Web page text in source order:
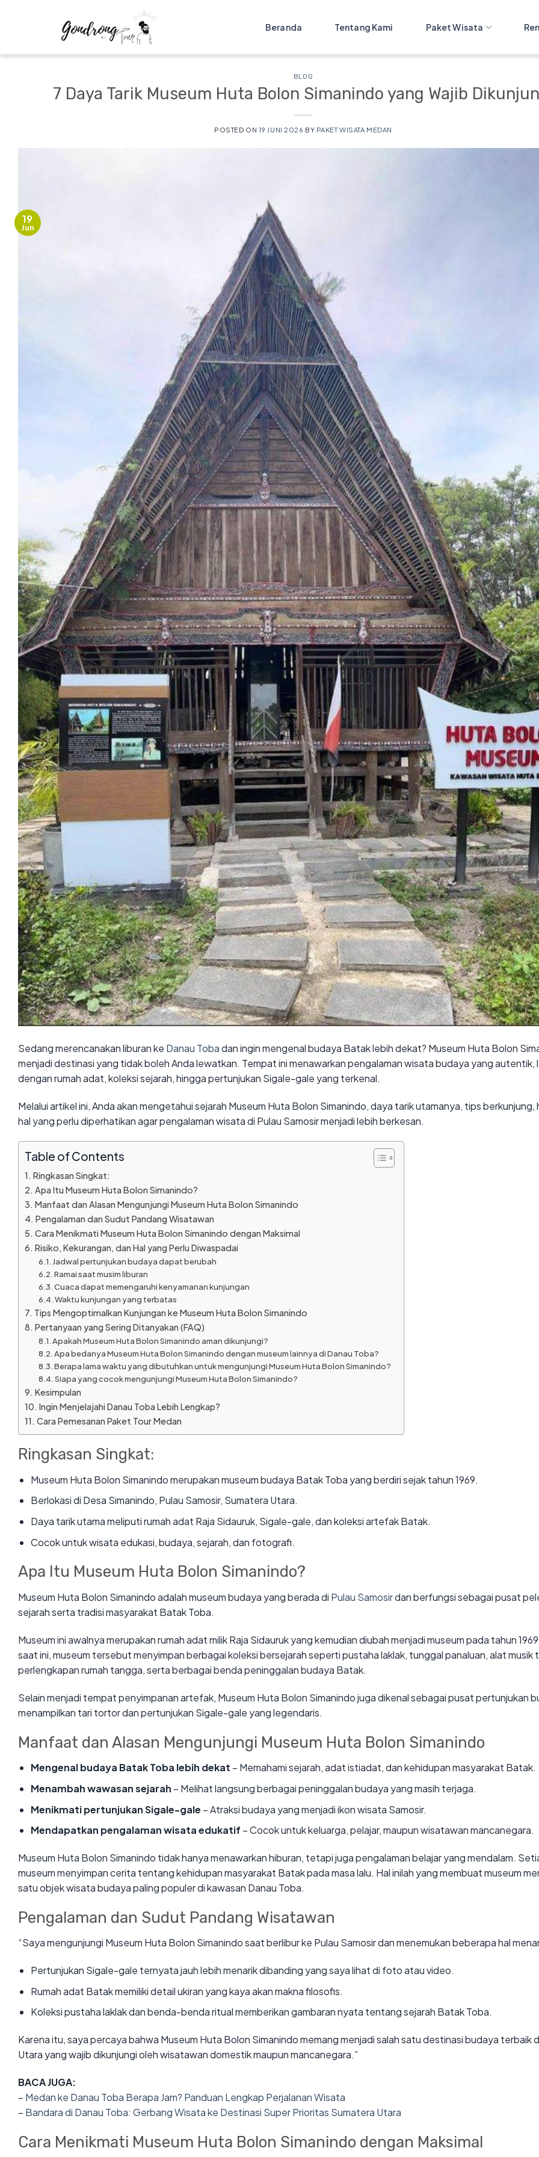
Beranda Tentang Kami Paket Wisata
BLOG
7 Daya Tarik Museum Huta Bolon Simanindo yang Wajib
POSTED ON 19 JUNI 2026 BY PAKET WISATA MEDAN
19
Jun
Sedang merencanakan liburan ke Danau Tobadan ingin mengenal budaya Batak lebih dekat? Museum Huta Bolon
menjadi destinasi yang tidak boleh Anda lewatkan. Tempat ini menawarkan pengalaman wisata budaya yang autentik,
dengan rumah adat, koleksi sejarah, hingga pertunjukan Sigale-gale yang terkenal.
Melalui artikel ini, Anda akan mengetahui sejarah Museum Huta Bolon Simanindo, daya tarik utamanya, tips berkunjung,
hal yang perlu diperhatikan agar pengalaman wisata di Pulau Samosir menjadi lebih berkesan.
Table of Contents
Ringkasan Singkat:
Apa Itu Museum Huta Bolon Simanindo?
Manfaat dan Alasan Mengunjungi Museum Huta Bolon Simanindo
Pengalaman dan Sudut Pandang Wisatawan
Cara Menikmati Museum Huta Bolon Simanindo dengan Maksimal
Risiko, Kekurangan, dan Hal yang Perlu Diwaspadai
Jadwal pertunjukan budaya dapat berubah
Ramai saat musim liburan
Cuaca dapat memengaruhi kenyamanan kunjungan
Waktu kunjungan yang terbatas
Tips Mengoptimalkan Kunjungan ke Museum Huta Bolon Simanindo
Pertanyaan yang Sering Ditanyakan (FAQ)
Apakah Museum Huta Bolon Simanindo aman dikunjungi?
Apa bedanya Museum Huta Bolon Simanindo dengan museum lainnya di Danau Toba?
Berapa lama waktu yang dibutuhkan untuk mengunjungi Museum Huta Bolon Simanindo?
Siapa yang cocok mengunjungi Museum Huta Bolon Simanindo?
Kesimpulan
Ingin Menjelajahi Danau Toba Lebih Lengkap?
Cara Pemesanan Paket Tour Medan
Ringkasan Singkat:
Museum Huta Bolon Simanindo merupakan museum budaya Batak Toba yang berdiri sejak tahun 1969.
Berlokasi di Desa Simanindo, Pulau Samosir, Sumatera Utara.
Daya tarik utama meliputi rumah adat Raja Sidauruk, Sigale-gale, dan koleksi artefak Batak.
Cocok untuk wisata edukasi, budaya, sejarah, dan fotografi.
Apa Itu Museum Huta Bolon Simanindo?
Museum Huta Bolon Simanindo adalah museum budaya yang berada di Pulau Samosirdan berfungsi sebagai pusat
sejarah serta tradisi masyarakat Batak Toba.
Museum ini awalnya merupakan rumah adat milik Raja Sidauruk yang kemudian diubah menjadi museum pada tahun
saat ini, museum tersebut menyimpan berbagai koleksi bersejarah seperti pustaha laklak, tunggal panaluan, alat musik
perlengkapan rumah tangga, serta berbagai benda peninggalan budaya Batak.
Selain menjadi tempat penyimpanan artefak, Museum Huta Bolon Simanindo juga dikenal sebagai pusat pertunjukan
menampilkan tari tortor dan pertunjukan Sigale-gale yang legendaris.
Manfaat dan Alasan Mengunjungi Museum Huta Bolon Simanindo
Mengenal budaya Batak Toba lebih dekat – Memahami sejarah, adat istiadat, dan kehidupan masyarakat Batak.
Menambah wawasan sejarah – Melihat langsung berbagai peninggalan budaya yang masih terjaga.
Menikmati pertunjukan Sigale-gale – Atraksi budaya yang menjadi ikon wisata Samosir.
Mendapatkan pengalaman wisata edukatif – Cocok untuk keluarga, pelajar, maupun wisatawan mancanegara.
Museum Huta Bolon Simanindo tidak hanya menawarkan hiburan, tetapi juga pengalaman belajar yang mendalam.
museum menyimpan cerita tentang kehidupan masyarakat Batak pada masa lalu. Hal inilah yang membuat museum
satu objek wisata budaya paling populer di kawasan Danau Toba.
Pengalaman dan Sudut Pandang Wisatawan
“Saya mengunjungi Museum Huta Bolon Simanindo saat berlibur ke Pulau Samosir dan menemukan beberapa hal
Pertunjukan Sigale-gale ternyata jauh lebih menarik dibanding yang saya lihat di foto atau video.
Rumah adat Batak memiliki detail ukiran yang kaya akan makna filosofis.
Koleksi pustaha laklak dan benda-benda ritual memberikan gambaran nyata tentang sejarah Batak Toba.
Karena itu, saya percaya bahwa Museum Huta Bolon Simanindo memang menjadi salah satu destinasi budaya terbaik
Utara yang wajib dikunjungi oleh wisatawan domestik maupun mancanegara.”
BACA JUGA:
– Medan ke Danau Toba Berapa Jam? Panduan Lengkap Perjalanan Wisata
– Bandara di Danau Toba: Gerbang Wisata ke Destinasi Super Prioritas Sumatera Utara
Cara Menikmati Museum Huta Bolon Simanindo dengan Maksimal